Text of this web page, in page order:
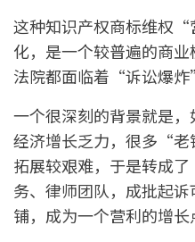
这种知识产权商标维权
化，是一个较普遍的商
法院都面临着“诉讼爆炸
一个很深刻的背景就是
经济增长乏力，很多“
拓展较艰难，于是转成
务、律师团队，成批起
铺，成为一个营利的增长